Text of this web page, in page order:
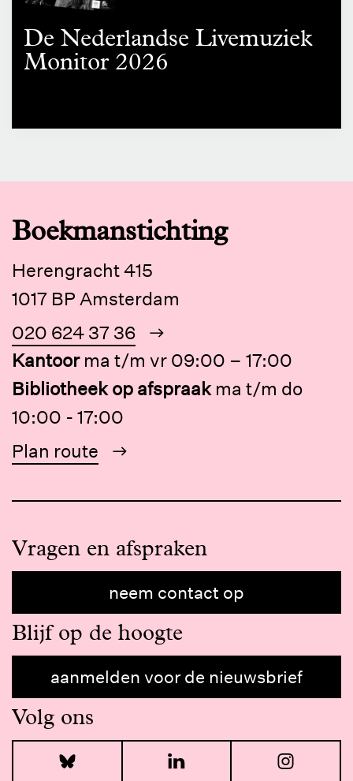
De Nederlandse Livemuziek
Monitor 2026
Boekmanstichting
Herengracht 415
1017 BP Amsterdam
020 624 37 36
Kantoor ma t/m vr 09:00 – 17:00
Bibliotheek op afspraak ma t/m do
10:00 - 17:00
Plan route
Vragen en afspraken
neem contact op
Blijf op de hoogte
aanmelden voor de nieuwsbrief
Volg ons
Bluesky LinkedIn